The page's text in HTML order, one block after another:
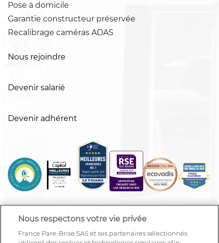
Pose à domicile
Garantie constructeur préservée
Recalibrage caméras ADAS
Nous rejoindre
Devenir salarié
Devenir adhérent
Nous respectons votre vie privée
France Pare-Brise SAS et ses partenaires sélectionnés